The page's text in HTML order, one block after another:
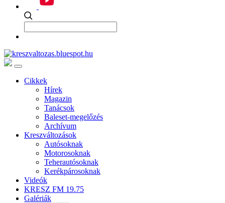
Cikkek
Hírek
Magazin
Tanácsok
Baleset-megelőzés
Archívum
Kreszváltozások
Autósoknak
Motorosoknak
Teherautósoknak
Kerékpárosoknak
Videók
KRESZ FM 19.75
Galériák